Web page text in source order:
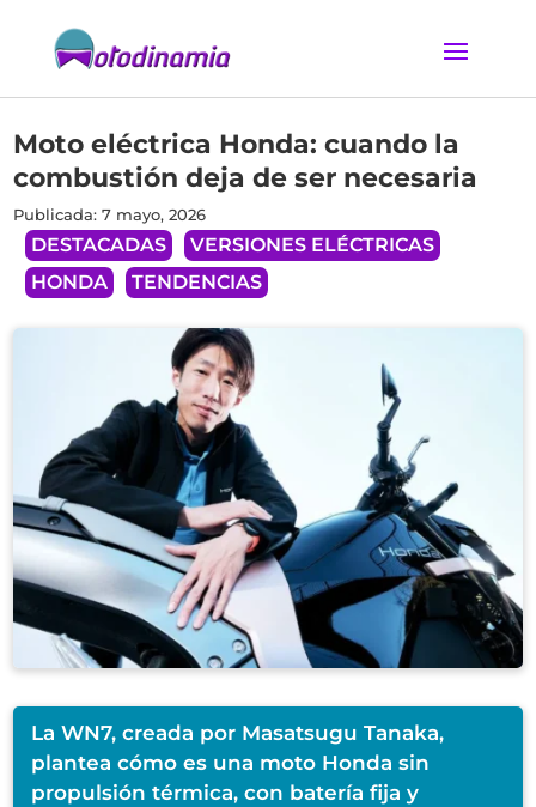
Moto eléctrica Honda: cuando la
combustión deja de ser necesaria
Publicada: 7 mayo, 2026
DESTACADAS
VERSIONES ELÉCTRICAS
HONDA
TENDENCIAS
La WN7, creada por Masatsugu Tanaka,
plantea cómo es una moto Honda sin
propulsión térmica, con batería fija y